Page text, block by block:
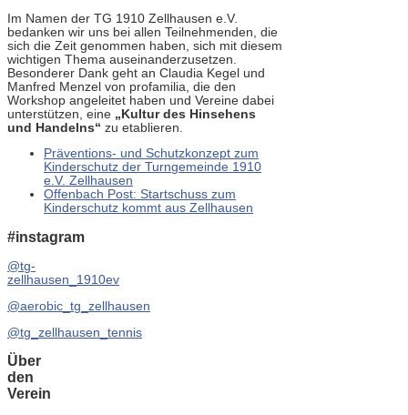
Im Namen der TG 1910 Zellhausen e.V.
bedanken wir uns bei allen Teilnehmenden, die
sich die Zeit genommen haben, sich mit diesem
wichtigen Thema auseinanderzusetzen.
Besonderer Dank geht an Claudia Kegel und
Manfred Menzel von profamilia, die den
Workshop angeleitet haben und Vereine dabei
unterstützen, eine „Kultur des Hinsehens
und Handelns“ zu etablieren.
Präventions- und Schutzkonzept zum
Kinderschutz der Turngemeinde 1910
e.V. Zellhausen
Offenbach Post: Startschuss zum
Kinderschutz kommt aus Zellhausen
#instagram
@tg-
zellhausen_1910ev
@aerobic_tg_zellhausen
@tg_zellhausen_tennis
Über
den
Verein